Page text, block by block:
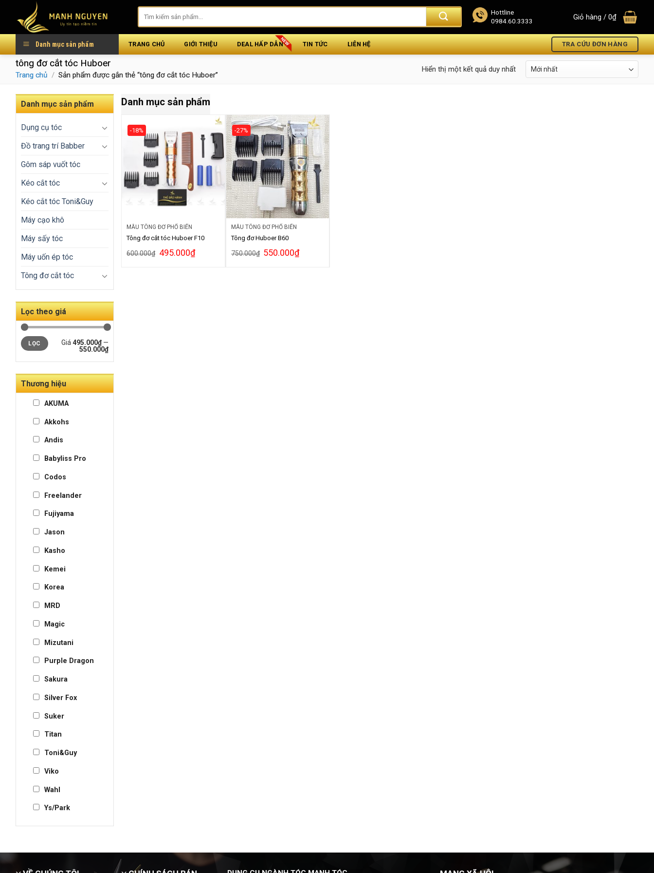
content
Hottline
0984.60.3333
Giỏ hàng / 0₫
Danh mục sản phẩm TRANG CHỦ GIỚI THIỆU DEAL HẤP DẪN TIN TỨC LIÊN HỆ TRA CỨU ĐƠN HÀNG
tông đơ cắt tóc Huboer
Trang chủ / Sản phẩm được gắn thẻ “tông đơ cắt tóc Huboer”
Hiển thị một kết quả duy nhất
Danh mục sản phẩm
Dụng cụ tóc
Đồ trang trí Babber
Gôm sáp vuốt tóc
Kéo cắt tóc
Kéo cắt tóc Toni&Guy
Máy cạo khô
Máy sấy tóc
Máy uốn ép tóc
Tông đơ cắt tóc
Lọc theo giá
LỌC Giá495.000₫ —
550.000₫
Thương hiệu
AKUMA
Akkohs
Andis
Babyliss Pro
Codos
Freelander
Fujiyama
Jason
Kasho
Kemei
Korea
MRD
Magic
Mizutani
Purple Dragon
Sakura
Silver Fox
Suker
Titan
Toni&Guy
Viko
Wahl
Ys/Park
Danh mục sản phẩm
-18%
MẪU TÔNG ĐƠ PHỔ BIẾN
Tông đơ cắt tóc Huboer F10
600.000₫ 495.000₫
-27%
MẪU TÔNG ĐƠ PHỔ BIẾN
Tông đơ Huboer B60
750.000₫ 550.000₫